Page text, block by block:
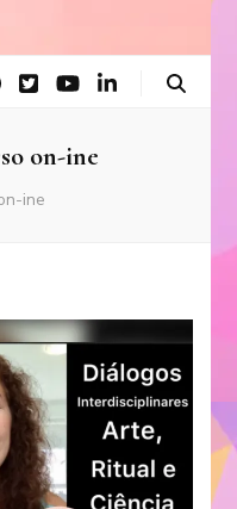
on-ine
ine